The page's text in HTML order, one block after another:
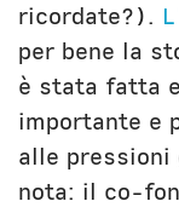
ricordate?).
per bene la
è stata fatta
importante e
alle pressioni
nota: il co-